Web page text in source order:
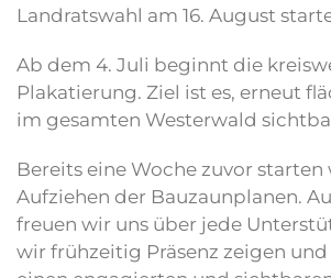
Landratswahl am 16. August
Ab dem 4. Juli beginnt die
Plakatierung. Ziel ist es, erneut
im gesamten Westerwald
Bereits eine Woche zuvor
Aufziehen der Bauzaunplanen.
freuen wir uns über jede
wir frühzeitig Präsenz zeigen